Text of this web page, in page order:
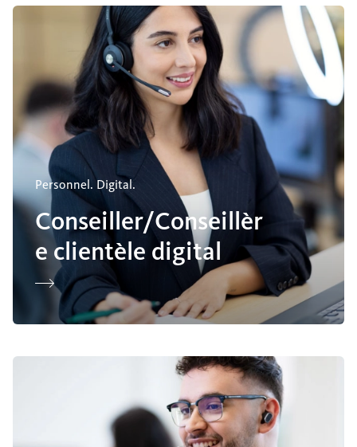
Conseiller/Conseillère clientèle digital
Personnel. Digital.
Conseiller/Conseillèr
e clientèle digital
Agent/Agente de centre de service à la clientèle